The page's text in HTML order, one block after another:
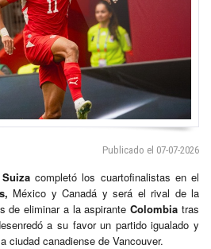
Publicado el 07-07-2026
Suizacompletó los cuartofinalistas en el
México y Canadá y será el rival de la
de eliminar a la aspiranteColombia tras
a su favor un partido igualado y
ciudad canadiense de Vancouver.